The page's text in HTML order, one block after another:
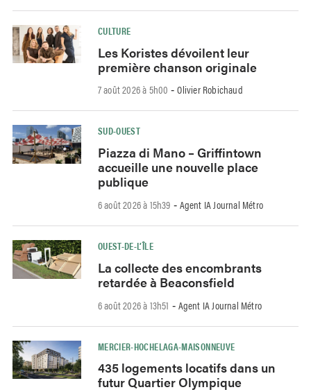
CULTURE
Les Koristes dévoilent leur
première chanson originale
7 août 2026 à 5h00 -Olivier Robichaud
SUD-OUEST
Piazza di Mano – Griffintown
accueille une nouvelle place
publique
6 août 2026 à 15h39 - Agent IA Journal Métro
OUEST-DE-L’ÎLE
La collecte des encombrants
retardée à Beaconsfield
6 août 2026 à 13h51 - Agent IA Journal Métro
MERCIER-HOCHELAGA-MAISONNEUVE
435 logements locatifs dans un
futur Quartier Olympique